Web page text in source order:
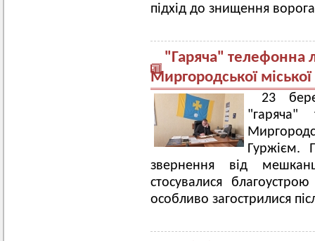
підхід до знищення
"Гаряча" телефонна
Миргородської
23
"гаряча"
Гуржієм.
звернення від
стосувалися
особливо загострилися